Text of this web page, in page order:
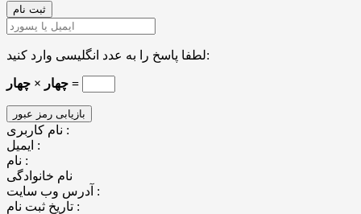
لطفا پاسخ را به عدد انگلیسی وارد کنید:
چهار × چهار =
نام کاربری :
ایمیل :
نام :
نام خانوادگی
آدرس وب سایت :
تاریخ ثبت نام :